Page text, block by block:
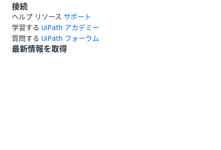
接続
ヘルプ リソース サポート
学習する UiPath アカデミー
質問する UiPath フォーラム
最新情報を取得